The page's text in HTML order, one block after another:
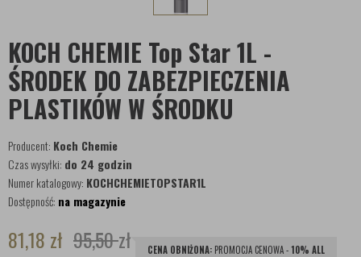
KOCH CHEMIE Top Star 1L -
ŚRODEK DO ZABEZPIECZENIA
PLASTIKÓW W ŚRODKU
Producent: Koch Chemie
Czas wysyłki: do 24 godzin
Numer katalogowy: KOCHCHEMIETOPSTAR1L
Dostępność: na magazynie
81,18 zł 95,50zł CENA OBNIŻONA: PROMOCJA CENOWA -10% ALL